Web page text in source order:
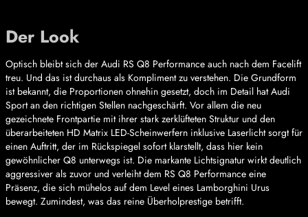
Der Look
Optisch bleibt sich der Audi RS Q8 Performance auch nach dem Facelift
treu. Und das ist durchaus als Kompliment zu verstehen. Die Grundform
ist bekannt, die Proportionen ohnehin gesetzt, doch im Detail hat Audi
Sport an den richtigen Stellen nachgeschärft. Vor allem die neu
gezeichnete Frontpartie mit ihrer stark zerklüfteten Struktur und den
überarbeiteten HD Matrix LED-Scheinwerfern inklusive Laserlicht sorgt für
einen Auftritt, der im Rückspiegel sofort klarstellt, dass hier kein
gewöhnlicher Q8 unterwegs ist. Die markante Lichtsignatur wirkt deutlich
aggressiver als zuvor und verleiht dem RS Q8 Performance eine
Präsenz, die sich mühelos auf dem Level eines Lamborghini Urus
bewegt. Zumindest, was das reine Überholprestige betrifft.